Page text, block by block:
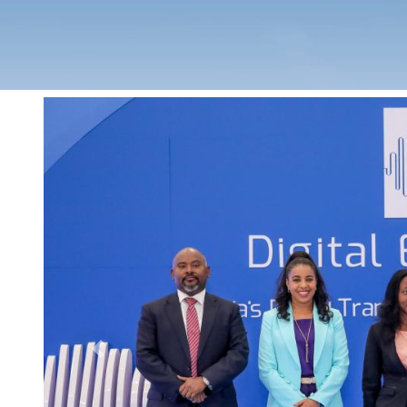
Previous